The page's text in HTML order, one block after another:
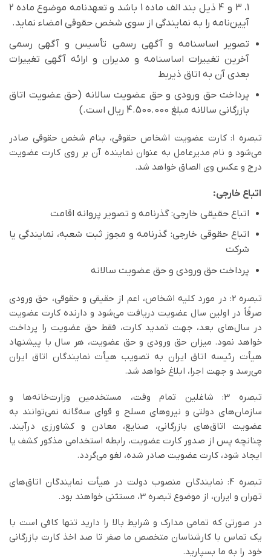
1، 3 و 4 ذیل بند الف ماده 1 باشد و تعهدنامه موضوع ماده 2
آیین‌نامه را به نمایندگی از سوی شخص حقوقی امضاء نماید.
تصویر اساسنامه و آگهی رسمی تأسیس و آگهی رسمی
آخرین تغییرات اساسنامه و مدیران و ارائه آگهی تغییرات
بعدي آن به اتاق ذیربط
پرداخت حق ورودی و حق عضویت سالانه (حق عضویت اتاق
بازرگانی سالانه مبلغ 4.500.000 ریال است.)
تبصره 1: کارت عضویت اشخاص حقوقی، بنام شخص حقوقی صادر
می‌شود و نام مدیرعامل به عنوان نماینده آن بر روی کارت عضویت
درج و عکس وی الصاق خواهد شد.
اتباع خارجی:
اتباع حقیقی خارجی: گذرنامه و تصویر پروانه اقامت
اتباع حقوقی خارجی: گذرنامه و مجوز ثبت شعبه، نمایندگی یا
شرکت
پرداخت حق ورودی و حق عضویت سالانه
تبصره 2: در مورد کلیه اشخاص، اعم از حقیقی و حقوقی، حق ورودی
صرفًاً در اولین سال عضویت دریافت می‌شود و دارنده کارت عضویت
در سال‌های بعد، جهت تمدید کارت، فقط حق عضویت را پرداخت
خواهد نمود. میزان حق ورودي و حق عضویت، هر سال با پیشنهاد
هیأت رئیسه اتاق ایران به تصویب هیأت نمایندگان اتاق ایران
می‌رسد و جهت اجرا، ابلاغ خواهد شد.
تبصره 3: شاغلین تمام وقت، مستخدمین وزارت‌خانه‌ها و
سازمان‌های دولتی و نیروهاي مسلح و قوای سه‌گانه نمی‌توانند به
عضویت اتاق‌های بازرگانی، صنایع، معادن و کشاورزی درآیند.
چنانچه پس از صدور کارت عضویت، رابطه استخدامی مذکور کشف یا
ایجاد شود، کارت عضویت صادر شده، لغو می‌گردد.
تبصره 4: نمایندگان منصوب دولت در هیأت نمایندگان اتاق‌های
تهران و ایران، از موضوع تبصره 3، مستثنی خواهند بود.
در صورتی که تمامی مدارک و شرایط بالا را دارید تنها کافی است با
یک تماس با کارشناسان متخصص ما صفر تا صد اخذ کارت بازرگانی
خود را به ما بسپارید.